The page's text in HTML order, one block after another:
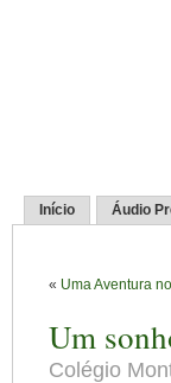
Início Áudio
« Uma Aventura
Um
Colégio